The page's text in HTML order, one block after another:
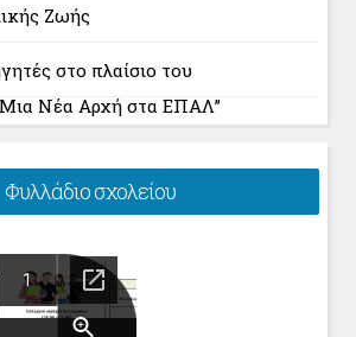
Ζωής
στο πλαίσιο του
Νέα Αρχή στα ΕΠΑΛ”
Φυλλάδιο σχολείου